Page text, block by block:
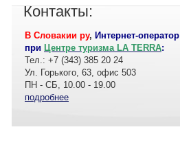
Контакты:
В Словакии ру, Интернет-оператор
при Центре туризма LA TERRA:
Тел.: +7 (343) 385 20 24
Ул. Горького, 63, офис 503
ПН - СБ, 10.00 - 19.00
подробнее